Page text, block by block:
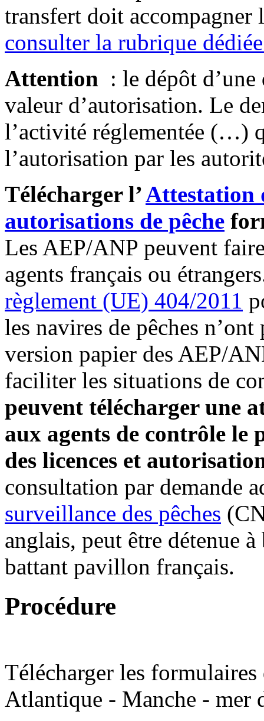
transfert doit accompagner
consulter la rubrique
Attention : le dépôt d’une
valeur d’autorisation. Le
l’activité réglementée (…)
l’autorisation par les
Télécharger l’Attestation
autorisations de pêche
Les AEP/ANP peuvent
agents français ou
règlement (UE) 404/2011
les navires de pêches
version papier des AEP/
faciliter les situations de
peuvent télécharger une
aux agents de contrôle
des licences et
consultation par demande
surveillance des pêches
anglais, peut être détenue
battant pavillon français.
Procédure
Télécharger les formulaires
Atlantique - Manche - mer